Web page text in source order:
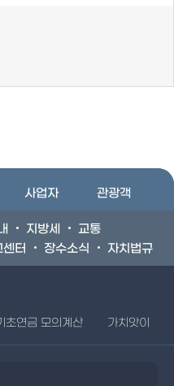
사업자 관광객
지방세
교통
센터 장수소식 자치법규
초연금 모의계산 가치앗이